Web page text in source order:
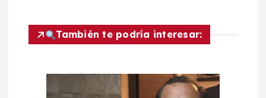
ó
n
También te podría interesar: